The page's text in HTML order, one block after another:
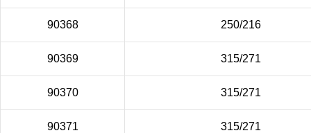
90368 250/216
90369 315/271
90370 315/271
90371 315/271